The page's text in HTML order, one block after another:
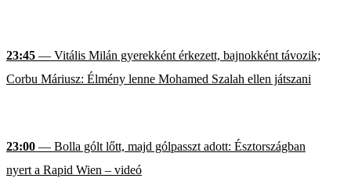
23:45 — Vitális Milán gyerekként érkezett, bajnokként távozik;
Corbu Máriusz: Élmény lenne Mohamed Szalah ellen játszani
23:00 — Bolla gólt lőtt, majd gólpasszt adott: Észtországban
nyert a Rapid Wien – videó